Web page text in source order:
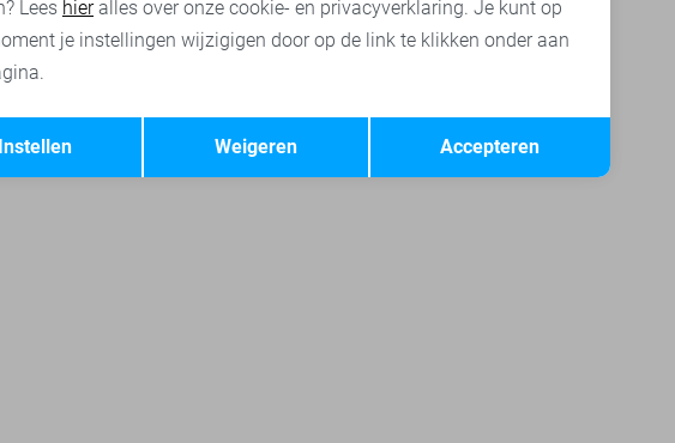
Terug Opslaan
Lees hieralles over onze cookie- en privacyverklaring. Je kunt op
je instellingen wijzigigen door op de link te klikken onder aan
Accepteren
Weigeren